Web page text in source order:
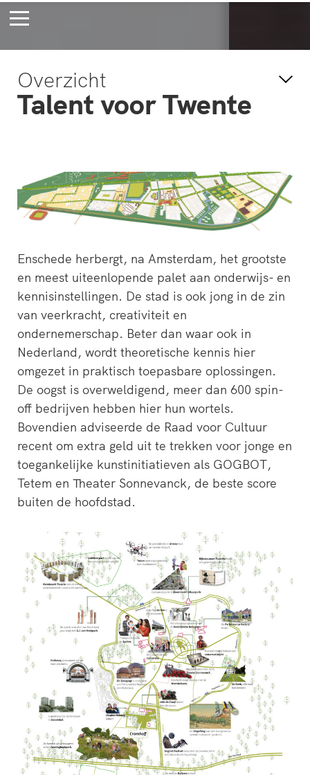
's-Hertogenbosch
Voor eeuwig
Overzicht
Talent voor Twente
Enschede herbergt, na Amsterdam, het grootste
en meest uiteenlopende palet aan onderwijs- en
kennisinstellingen. De stad is ook jong in de zin
van veerkracht, creativiteit en
ondernemerschap. Beter dan waar ook in
Nederland, wordt theoretische kennis hier
omgezet in praktisch toepasbare oplossingen.
De oogst is overweldigend, meer dan 600 spin-
off bedrijven hebben hier hun wortels.
Bovendien adviseerde de Raad voor Cultuur
recent om extra geld uit te trekken voor jonge en
toegankelijke kunstinitiatieven als GOGBOT,
Tetem en Theater Sonnevanck, de beste score
buiten de hoofdstad.